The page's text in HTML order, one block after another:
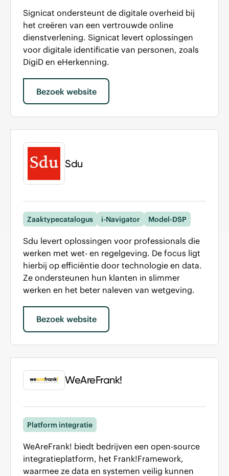
Signicat ondersteunt de digitale overheid bij
het creëren van een vertrouwde online
dienstverlening. Signicat levert oplossingen
voor digitale identificatie van personen, zoals
DigiD en eHerkenning.
Bezoek website
Sdu
Zaaktypecatalogus i-Navigator Model-DSP
Sdu levert oplossingen voor professionals die
werken met wet- en regelgeving. De focus ligt
hierbij op efficiëntie door technologie en data.
Ze ondersteunen hun klanten in slimmer
werken en het beter naleven van wetgeving.
Bezoek website
WeAreFrank!
Platform integratie
WeAreFrank! biedt bedrijven een open-source
integratieplatform, het Frank!Framework,
waarmee ze data en systemen veilig kunnen